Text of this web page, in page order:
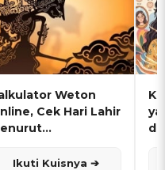
Weton
Cek Hari Lahir
Ikuti Kuisnya ➔